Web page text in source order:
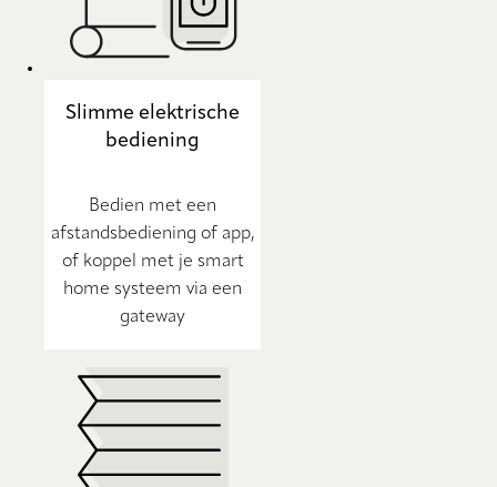
Slimme elektrische
bediening
Bedien met een
afstandsbediening of app,
of koppel met je smart
home systeem via een
gateway